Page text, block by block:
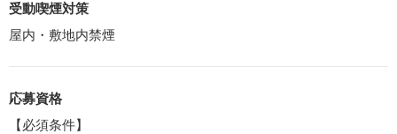
受動喫煙対策
屋内・敷地内禁煙
応募資格
【必須条件】